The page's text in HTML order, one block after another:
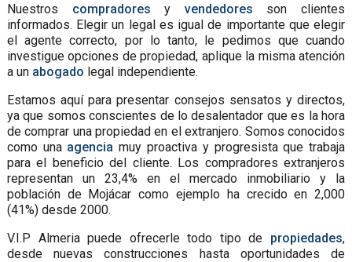
Nuestros compradores y vendedores son clientes
informados. Elegir un legal es igual de importante que elegir
el agente correcto, por lo tanto, le pedimos que cuando
investigue opciones de propiedad, aplique la misma atención
a un abogado legal independiente.
Estamos aquí para presentar consejos sensatos y directos,
ya que somos conscientes de lo desalentador que es la hora
de comprar una propiedad en el extranjero. Somos conocidos
como una agencia muy proactiva y progresista que trabaja
para el beneficio del cliente. Los compradores extranjeros
representan un 23,4% en el mercado inmobiliario y la
población de Mojácar como ejemplo ha crecido en 2,000
(41%) desde 2000.
V.I.P Almeria puede ofrecerle todo tipo de propiedades,
desde nuevas construcciones hasta oportunidades de